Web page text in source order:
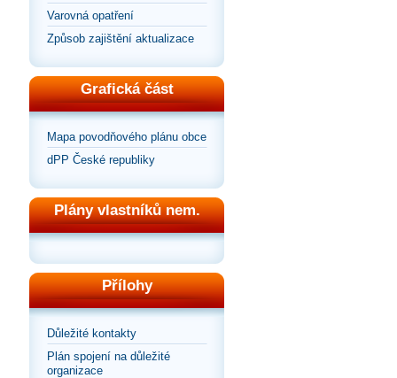
Varovná opatření
Způsob zajištění aktualizace
Grafická část
Mapa povodňového plánu obce
dPP České republiky
Plány vlastníků nem.
Přílohy
Důležité kontakty
Plán spojení na důležité
organizace